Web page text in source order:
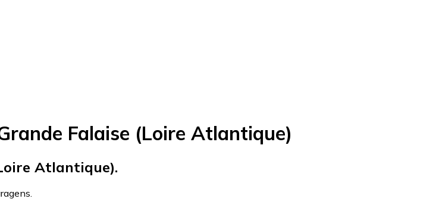
Falaise (Loire Atlantique)
Atlantique).